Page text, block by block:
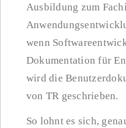
Ausbildung zum
wenn
Dokumentation für
wird die
von TR geschrieben.
So lohnt es sich,